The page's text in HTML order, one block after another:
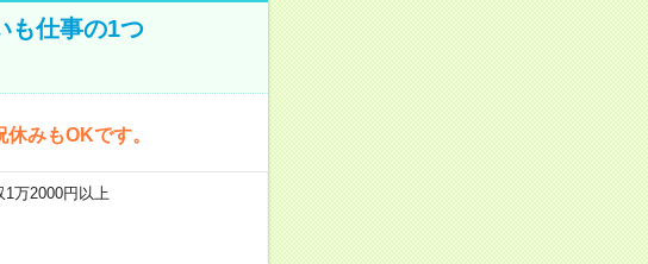
も仕事の1つ
みもOKです。
万2000円以上